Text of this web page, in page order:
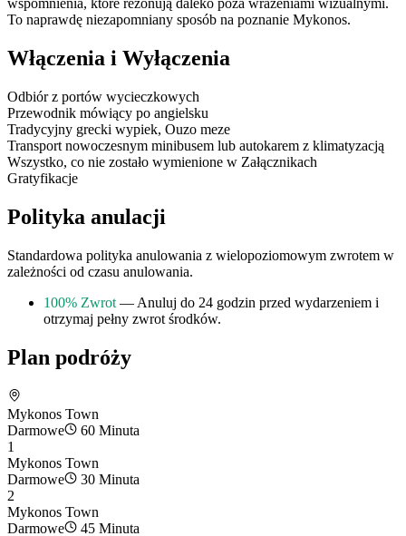
wspomnienia, które rezonują daleko poza wrażeniami wizualnymi.
To naprawdę niezapomniany sposób na poznanie Mykonos.
Włączenia i Wyłączenia
Odbiór z portów wycieczkowych
Przewodnik mówiący po angielsku
Tradycyjny grecki wypiek, Ouzo meze
Transport nowoczesnym minibusem lub autokarem z klimatyzacją
Wszystko, co nie zostało wymienione w Załącznikach
Gratyfikacje
Polityka anulacji
Standardowa polityka anulowania z wielopoziomowym zwrotem w
zależności od czasu anulowania.
100% Zwrot — Anuluj do 24 godzin przed wydarzeniem i
otrzymaj pełny zwrot środków.
Plan podróży
Mykonos Town
Darmowe
60 Minuta
1
Mykonos Town
Darmowe
30 Minuta
2
Mykonos Town
Darmowe
45 Minuta